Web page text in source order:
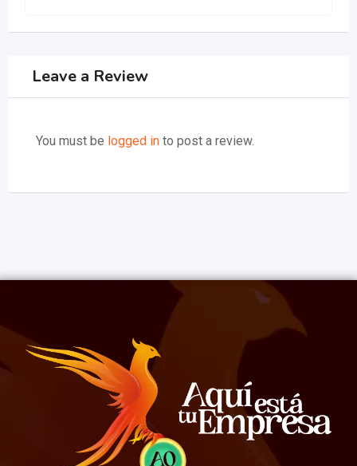
Leave a Review
You must be logged in to post a review.